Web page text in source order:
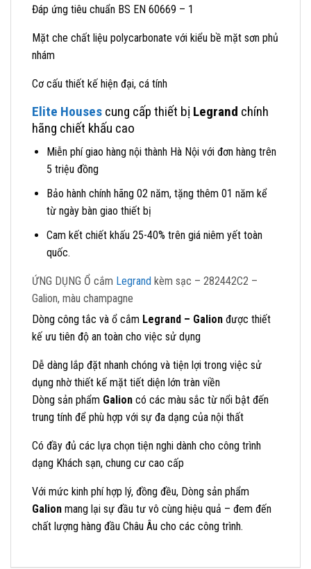
Đáp ứng tiêu chuẩn BS EN 60669 – 1
Mặt che chất liệu polycarbonate với kiểu bề mặt sơn phủ
nhám
Cơ cấu thiết kế hiện đại, cá tính
Elite Houses cung cấp thiết bị Legrand chính
hãng chiết khấu cao
Miễn phí giao hàng nội thành Hà Nội với đơn hàng trên
5 triệu đồng
Bảo hành chính hãng 02 năm, tặng thêm 01 năm kể
từ ngày bàn giao thiết bị
Cam kết chiết khấu 25-40% trên giá niêm yết toàn
quốc.
ỨNG DỤNG Ổ cắm Legrand kèm sạc – 282442C2 –
Galion, màu champagne
Dòng công tắc và ổ cắm Legrand – Galion được thiết
kế ưu tiên độ an toàn cho việc sử dụng
Dễ dàng lắp đặt nhanh chóng và tiện lợi trong việc sử
dụng nhờ thiết kế mặt tiết diện lớn tràn viền
Dòng sản phẩm Galion có các màu sắc từ nổi bật đến
trung tính để phù hợp với sự đa dạng của nội thất
Có đầy đủ các lựa chọn tiện nghi dành cho công trình
dạng Khách sạn, chung cư cao cấp
Với mức kinh phí hợp lý, đồng đều, Dòng sản phẩm
Galion mang lại sự đầu tư vô cùng hiệu quả – đem đến
chất lượng hàng đầu Châu Âu cho các công trình.